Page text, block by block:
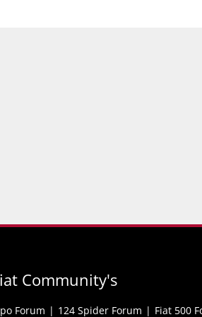
Community's
Forum 124 Spider Forum Fiat 500